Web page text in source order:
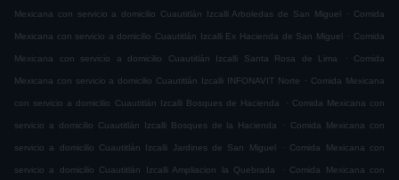
Mexicana con servicio a domicilio Cuautitlán Izcalli Arboledas de San Miguel . Comida
Mexicana con servicio a domicilio Cuautitlán Izcalli Ex Hacienda de San Miguel . Comida
Mexicana con servicio a domicilio Cuautitlán Izcalli Santa Rosa de Lima . Comida
Mexicana con servicio a domicilio Cuautitlán Izcalli INFONAVIT Norte . Comida Mexicana
con servicio a domicilio Cuautitlán Izcalli Bosques de Hacienda . Comida Mexicana con
servicio a domicilio Cuautitlán Izcalli Bosques de la Hacienda . Comida Mexicana con
servicio a domicilio Cuautitlán Izcalli Jardines de San Miguel . Comida Mexicana con
servicio a domicilio Cuautitlán Izcalli Ampliacion la Quebrada . Comida Mexicana con